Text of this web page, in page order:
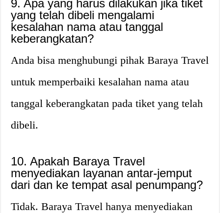
9. Apa yang harus dilakukan jika tiket
yang telah dibeli mengalami
kesalahan nama atau tanggal
keberangkatan?
Anda bisa menghubungi pihak Baraya Travel
untuk memperbaiki kesalahan nama atau
tanggal keberangkatan pada tiket yang telah
dibeli.
10. Apakah Baraya Travel
menyediakan layanan antar-jemput
dari dan ke tempat asal penumpang?
Tidak. Baraya Travel hanya menyediakan